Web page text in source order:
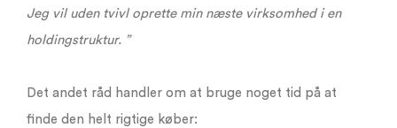
Jeg vil uden tvivl oprette min næste virksomhed i en
holdingstruktur. ”
Det andet råd handler om at bruge noget tid på at
finde den helt rigtige køber: